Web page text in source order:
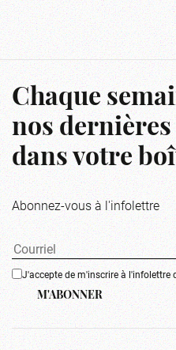
Chaque
nos
dans votre
Abonnez-vous à l'infolettre
J'accepte de m'inscrire à l'infolettre
M'ABONNER